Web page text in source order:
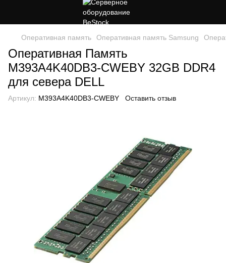
Оперативная память Оперативная память Samsung
Оперативная Память
M393A4K40DB3-CWEBY 32GB DDR4
для севера DELL
Артикул: M393A4K40DB3-CWEBY Оставить отзыв